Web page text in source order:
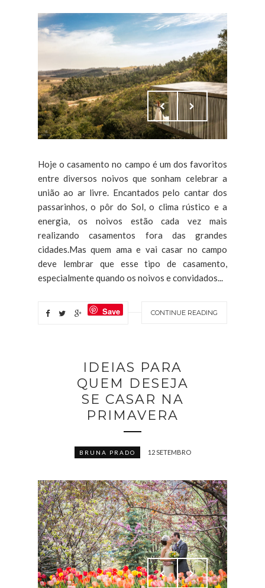
Hoje o casamento no campo é um dos favoritos
entre diversos noivos que sonham celebrar a
união ao ar livre. Encantados pelo cantar dos
passarinhos, o pôr do Sol, o clima rústico e a
energia, os noivos estão cada vez mais
realizando casamentos fora das grandes
cidades.Mas quem ama e vai casar no campo
deve lembrar que esse tipo de casamento,
especialmente quando os noivos e convidados...
CONTINUE READING
Save
IDEIAS PARA
QUEM DESEJA
SE CASAR NA
PRIMAVERA
BRUNA PRADO 12 SETEMBRO